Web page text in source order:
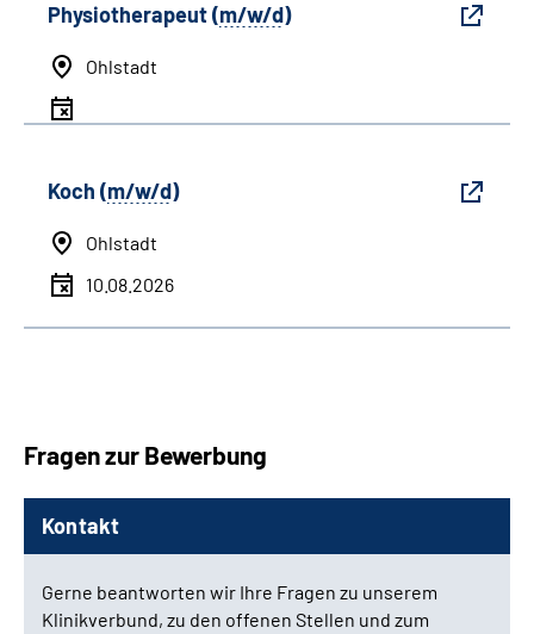
Physiotherapeut (m/w/d)
Ohlstadt
Koch (m/w/d)
Ohlstadt
10.08.2026
Fragen zur Bewerbung
Kontakt
Gerne beantworten wir Ihre Fragen zu unserem
Klinikverbund, zu den offenen Stellen und zum